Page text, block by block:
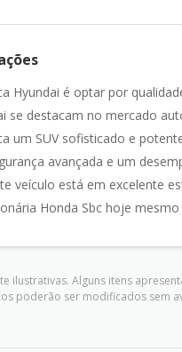
Hyundai é optar por
se destacam no mercado
um SUV sofisticado e
avançada e um
veículo está em excelente
Honda Sbc hoje
ilustrativas. Alguns itens
poderão ser modificados sem